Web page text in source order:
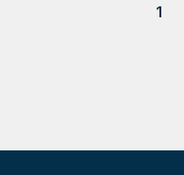
1